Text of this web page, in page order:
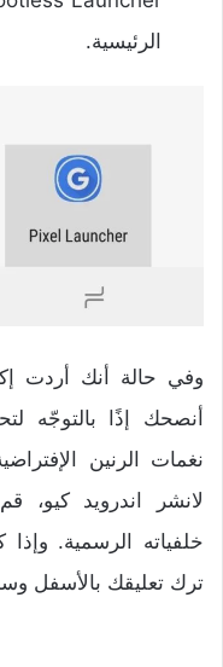
الرئيسية.
أنصحك إذًا بالتوجّه
نغمات الرنين
لانشر اندرويد كيو،
خلفياته الرسمية.
ترك تعليقك بالأسفل